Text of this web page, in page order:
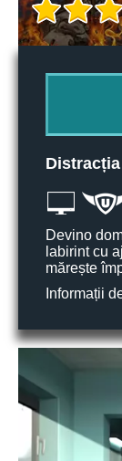
Devino
labirint cu
mărește
Informații